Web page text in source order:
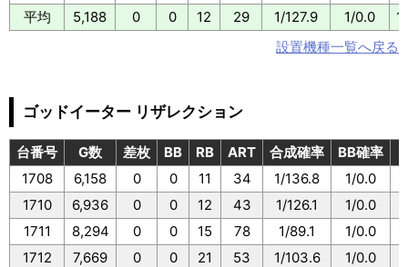
平均
5,188 0 0 12 29 1/127.9 1/0.0
設置機種一覧へ戻る
ゴッドイーター リザレクション
台番号 G数 差枚 BB RB ART 合成確率 BB確率
1708
6,158 0 0 11 34 1/136.8 1/0.0
1710
6,936 0 0 12 43 1/126.1 1/0.0
1711
8,294 0 0 15 78 1/89.1 1/0.0
1712
7,669 0 0 21 53 1/103.6 1/0.0